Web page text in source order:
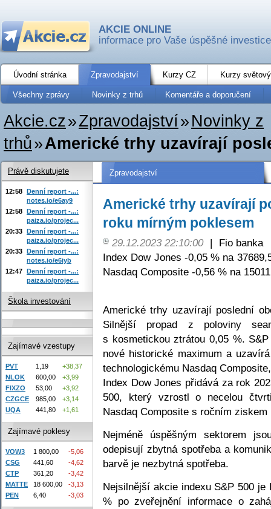
AKCIE ONLINE
informace pro Vaše úspěšné investice
Úvodní stránka Zpravodajství Kurzy CZ Kurzy
Všechny zprávy Novinky z trhů Komentáře a doporučení
Akcie.cz»Zpravodajství» Novinky z
trhů»Americké trhy uzavírají
Zpravodajství
Americké trhy uzavírají
roku mírným poklesem
29.12.2023 22:10:00 |
Fio banka
Index Dow Jones -0,05 % na
Nasdaq Composite -0,56 % na
Americké trhy uzavírají poslední
Silnější propad z poloviny
s kosmetickou ztrátou 0,05 %.
nové historické maximum a
technologickému Nasdaq
Index Dow Jones přidává za rok
500, který vzrostl o necelou
Nasdaq Composite s ročním ziskem
Nejméně úspěšným sektorem
odepisují zbytná spotřeba a
barvě je nezbytná spotřeba.
Nejsilnější akcie indexu S&P 500
% po zveřejnění informace o
Právě diskutujete
12:58 Denní report -...:
notes.io/e6ay9
12:58 Denní report -...:
paiza.io/projec...
20:33 Denní report -...:
paiza.io/projec...
20:33 Denní report -...:
notes.io/e6iyb
12:47 Denní report -...:
paiza.io/projec...
Škola investování
Zajímavé vzestupy
PVT 1,19
+38,37
NLOK
600,00
+3,99
FIXZO
53,00
+3,92
CZGCE
985,00
+3,14
UQA
441,80 +1,61
Zajímavé poklesy
VOW3 1 800,00
-5,06
CSG
441,60
-4,62
CTP
361,20
-3,42
MATTE
18 600,00
-3,13
PEN
6,40 -3,03